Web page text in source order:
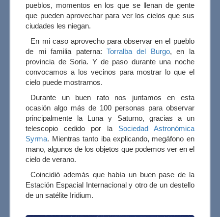
pueblos, momentos en los que se llenan de gente
que pueden aprovechar para ver los cielos que sus
ciudades les niegan.
En mi caso aprovecho para observar en el pueblo
de mi familia paterna: Torralba del Burgo, en la
provincia de Soria. Y de paso durante una noche
convocamos a los vecinos para mostrar lo que el
cielo puede mostrarnos.
Durante un buen rato nos juntamos en esta
ocasión algo más de 100 personas para observar
principalmente la Luna y Saturno, gracias a un
telescopio cedido por la Sociedad Astronómica
Syrma. Mientras tanto iba explicando, megáfono en
mano, algunos de los objetos que podemos ver en el
cielo de verano.
Coincidió además que había un buen pase de la
Estación Espacial Internacional y otro de un destello
de un satélite Iridium.